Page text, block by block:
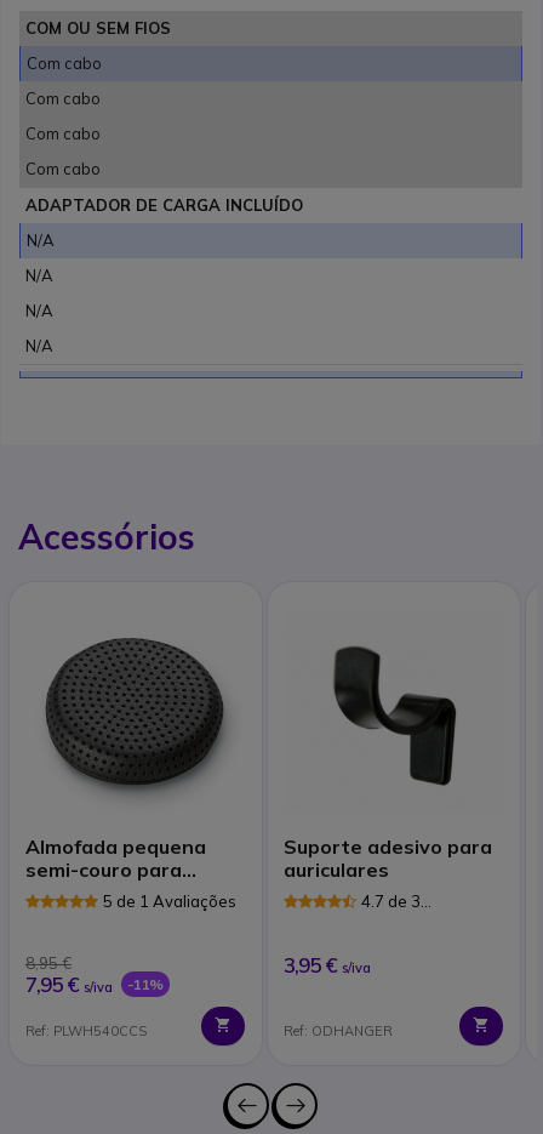
COM OU SEM FIOS
Com cabo
Com cabo
Com cabo
Com cabo
ADAPTADOR DE CARGA INCLUÍDO
N/A
N/A
N/A
N/A
Acessórios
Almofada pequena
semi-couro para
Plantronics
HW540/530
5 de 1 Avaliações
8,95 €
7,95 € s/iva -11%
Ref: PLWH540CCS
Suporte adesivo para
auriculares
4.7 de 3
3,95 € s/iva
Ref: ODHANGER